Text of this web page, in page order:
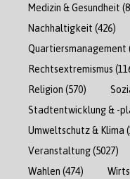
Medizin & Gesundheit
Nachhaltigkeit (426)
Quartiersmanagement
Rechtsextremismus
Religion (570)
Stadtentwicklung & -
Umweltschutz & Klima
Veranstaltung(5027)
Wahlen (474)